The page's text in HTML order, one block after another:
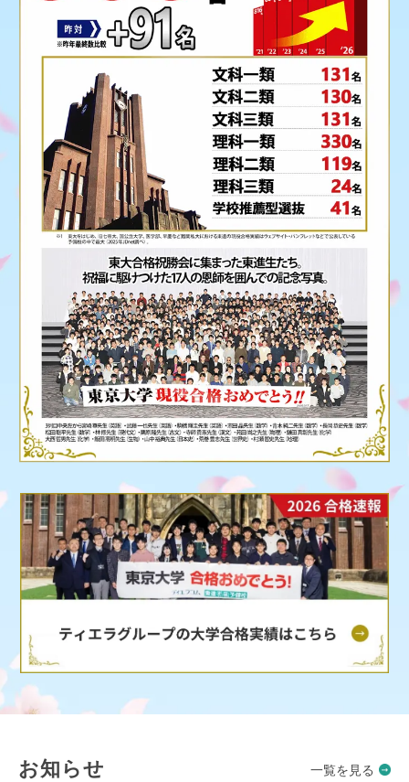
お知らせ 一覧を見る